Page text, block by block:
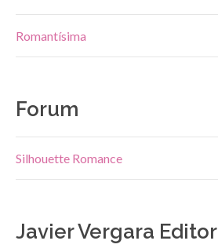
Romantísima
Forum
Silhouette Romance
Javier Vergara Editor